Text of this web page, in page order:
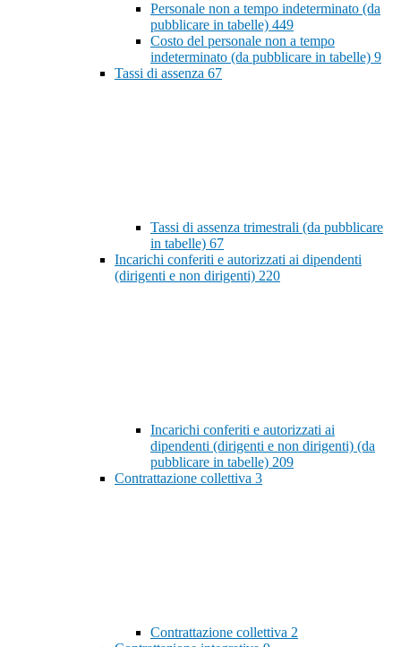
Personale non a tempo indeterminato (da
pubblicare in tabelle) 449
Costo del personale non a tempo
indeterminato (da pubblicare in tabelle) 9
Tassi di assenza 67
Tassi di assenza trimestrali (da pubblicare
in tabelle) 67
Incarichi conferiti e autorizzati ai dipendenti
(dirigenti e non dirigenti) 220
Incarichi conferiti e autorizzati ai
dipendenti (dirigenti e non dirigenti) (da
pubblicare in tabelle) 209
Contrattazione collettiva 3
Contrattazione collettiva 2